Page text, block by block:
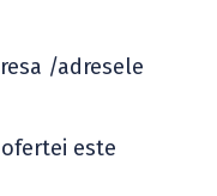
/adresele
este